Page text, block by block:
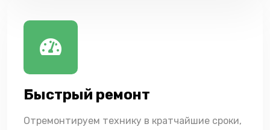
Быстрый ремонт
Отремонтируем технику в кратчайшие сроки,